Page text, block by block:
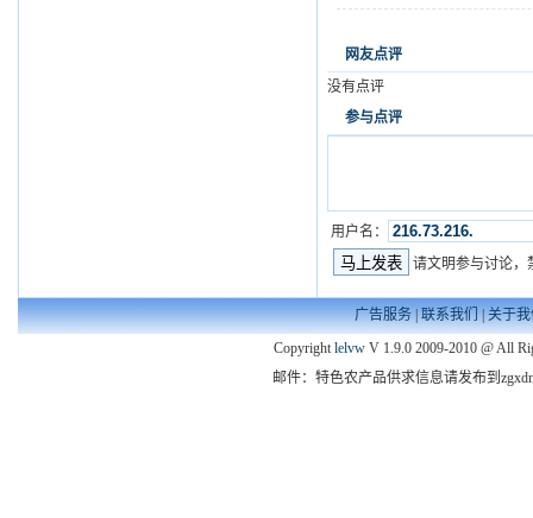
网友点评
没有点评
参与点评
用户名：
请文明参与讨论，
广告服务|联系我们|关于
Copyright lelvwV 1.9.0 2009-2010 @ All
邮件：特色农产品供求信息请发布到